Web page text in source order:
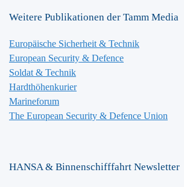
Weitere Publikationen der Tamm Media
Europäische Sicherheit & Technik
European Security & Defence
Soldat & Technik
Hardthöhenkurier
Marineforum
The European Security & Defence Union
HANSA & Binnenschifffahrt Newsletter